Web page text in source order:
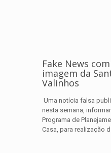
Fake News
imagem da
Valinhos
Uma notícia falsa
nesta semana,
Programa de
Casa, para realização